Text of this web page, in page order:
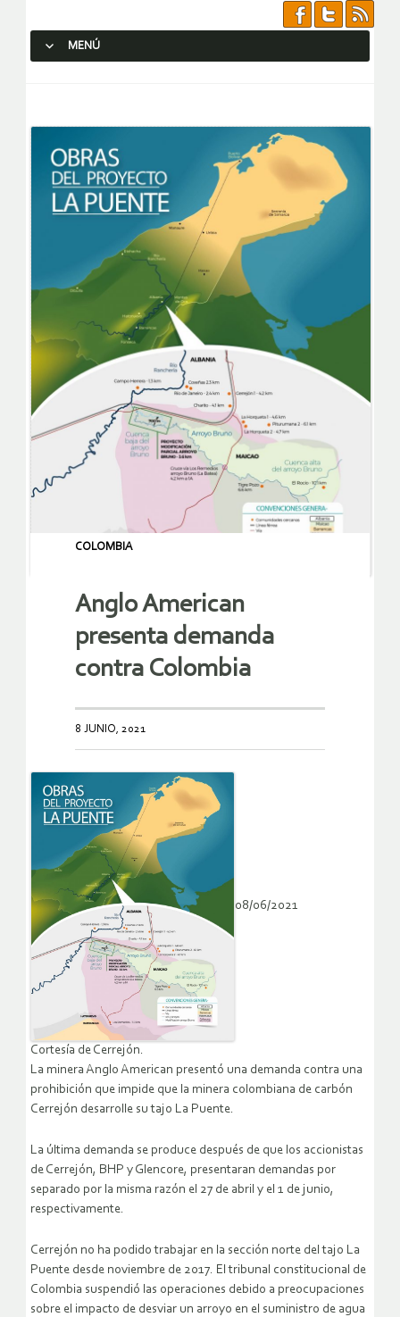
MENÚ
COLOMBIA
Anglo American
presenta demanda
contra Colombia
8 JUNIO, 2021
08/06/2021
Cortesía de Cerrejón.
La minera Anglo American presentó una demanda contra una
prohibición que impide que la minera colombiana de carbón
Cerrejón desarrolle su tajo La Puente.
La última demanda se produce después de que los accionistas
de Cerrejón, BHP y Glencore, presentaran demandas por
separado por la misma razón el 27 de abril y el 1 de junio,
respectivamente.
Cerrejón no ha podido trabajar en la sección norte del tajo La
Puente desde noviembre de 2017. El tribunal constitucional de
Colombia suspendió las operaciones debido a preocupaciones
sobre el impacto de desviar un arroyo en el suministro de agua